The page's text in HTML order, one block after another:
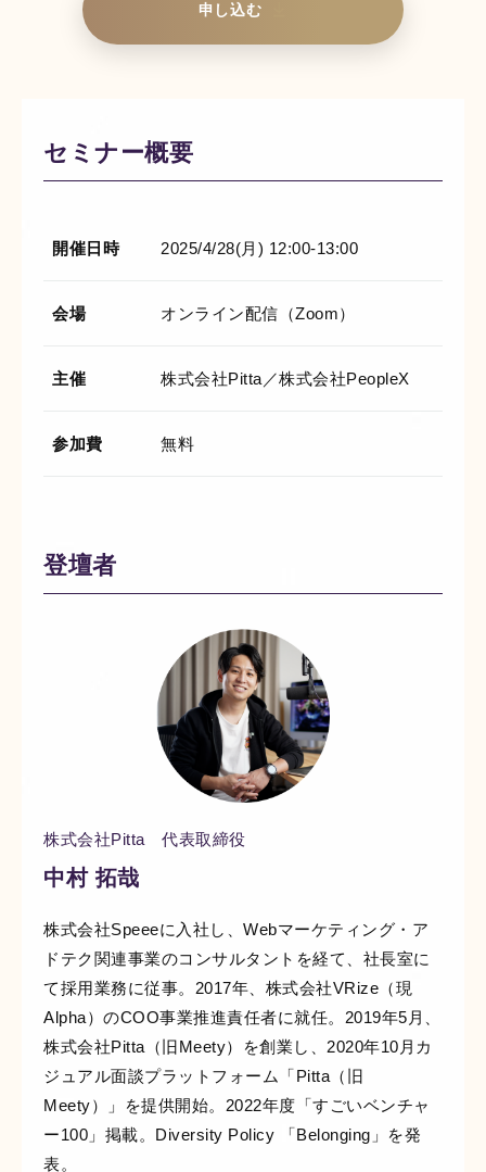
PeopleX AIセー
活動をサポートするサ
PeopleX AgenticHRプラットフォーム
“PeopleX AgenticHRプラットフォーム”は従来のHR向
ムです。面接→面談→ロープレの相互連携はもちろ
がご提案します。
申し込む
セミナー概要
開催日時 2025/4/28(月) 12:00-13:00
会場 オンライン配信（Zoom）
主催 株式会社Pitta／株式会社PeopleX
参加費 無料
登壇者
株式会社Pitta 代表取締役
中村 拓哉
株式会社Speeeに入社し、Webマーケティング・ア
ドテク関連事業のコンサルタントを経て、社長室に
て採用業務に従事。2017年、株式会社VRize（現
Alpha）のCOO事業推進責任者に就任。2019年5月、
株式会社Pitta（旧Meety）を創業し、2020年10月カ
ジュアル面談プラットフォーム「Pitta（旧
Meety）」を提供開始。2022年度「すごいベンチャ
ー100」掲載。Diversity Policy 「Belonging」を発
表。